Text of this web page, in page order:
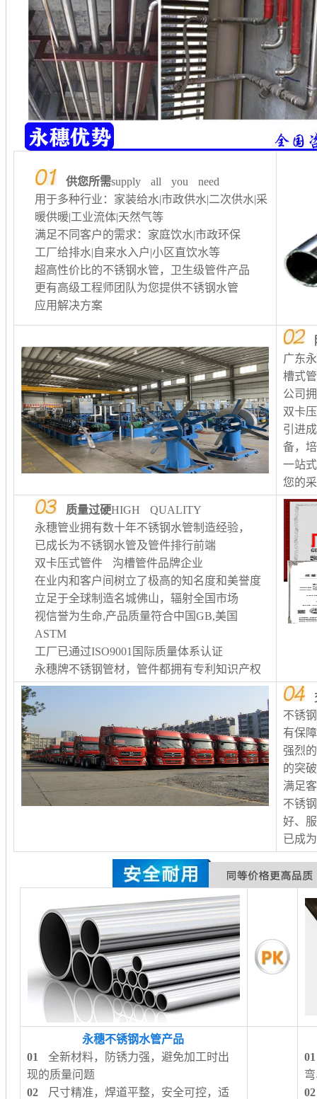
供您所需supply all you need
用于多种行业：家装给水|市政供水|二次供水|采
暖供暖|工业流体|天然气等
满足不同客户的需求：家庭饮水|市政环保
工厂给排水|自来水入户|小区直饮水等
超高性价比的不锈钢水管，卫生级管件产品
更有高级工程师团队为您提供不锈钢水管
应用解决方案
广东
槽式
公司
双卡
引进
备，
一站
您的
质量过硬HIGH QUALITY
永穗管业拥有数十年不锈钢水管制造经验，
已成长为不锈钢水管及管件排行前端
双卡压式管件 沟槽管件品牌企业
在业内和客户间树立了极高的知名度和美誉度
立足于全球制造名城佛山，辐射全国市场
视信誉为生命,产品质量符合中国GB,美国
ASTM
工厂已通过ISO9001国际质量体系认证
永穗牌不锈钢管材，管件都拥有专利知识产权
不锈
有保障
强烈
的突
满足
不锈
好、
已成
永穗不锈钢水管产品
01
全新材料，防锈力强，避免加工时出
现的质量问题
02 尺寸精准，焊道平整，安全可控，适
01
02